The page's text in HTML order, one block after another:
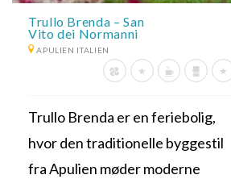
Trullo Brenda – San
Vito dei Normanni
APULIEN ITALIEN
Trullo Brenda er en feriebolig,
hvor den traditionelle byggestil
fra Apulien møder moderne